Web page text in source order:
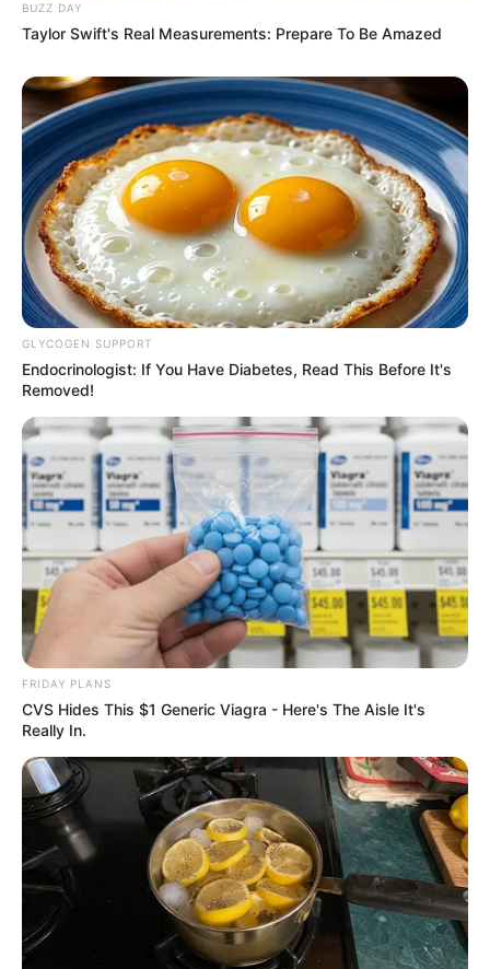
BUZZ DAY
Taylor Swift's Real Measurements: Prepare To Be Amazed
GLYCOGEN SUPPORT
Endocrinologist: If You Have Diabetes, Read This Before It's
Removed!
FRIDAY PLANS
CVS Hides This $1 Generic Viagra - Here's The Aisle It's
Really In.